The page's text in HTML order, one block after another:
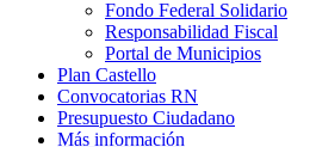
Fondo Federal Solidario
Responsabilidad Fiscal
Portal de Municipios
Plan Castello
Convocatorias RN
Presupuesto Ciudadano
Más información